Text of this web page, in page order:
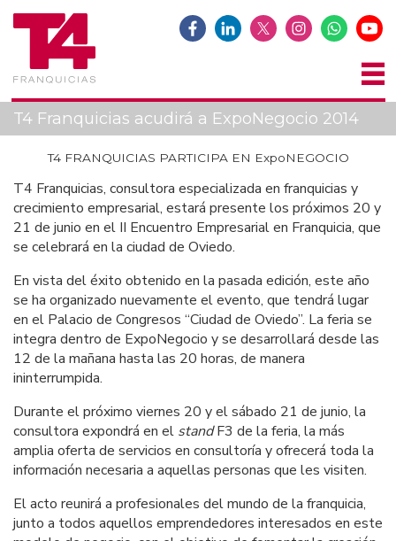
T4 Franquicias acudirá a ExpoNegocio 2014
T4 FRANQUICIAS PARTICIPA EN ExpoNEGOCIO
T4 Franquicias, consultora especializada en franquicias y
crecimiento empresarial, estará presente los próximos 20 y
21 de junio en el II Encuentro Empresarial en Franquicia, que
se celebrará en la ciudad de Oviedo.
En vista del éxito obtenido en la pasada edición, este año
se ha organizado nuevamente el evento, que tendrá lugar
en el Palacio de Congresos “Ciudad de Oviedo”. La feria se
integra dentro de ExpoNegocio y se desarrollará desde las
12 de la mañana hasta las 20 horas, de manera
ininterrumpida.
Durante el próximo viernes 20 y el sábado 21 de junio, la
consultora expondrá en el standF3 de la feria, la más
amplia oferta de servicios en consultoría y ofrecerá toda la
información necesaria a aquellas personas que les visiten.
El acto reunirá a profesionales del mundo de la franquicia,
junto a todos aquellos emprendedores interesados en este